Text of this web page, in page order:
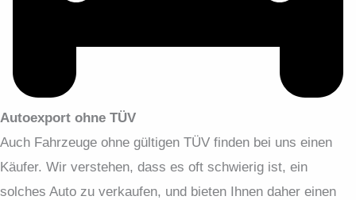
Autoexport ohne TÜV
Auch Fahrzeuge ohne gültigen TÜV finden bei uns einen
Käufer. Wir verstehen, dass es oft schwierig ist, ein
solches Auto zu verkaufen, und bieten Ihnen daher einen